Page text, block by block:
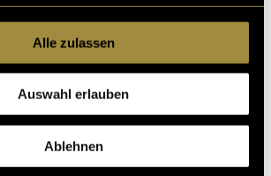
Alle zulassen
Auswahl erlauben
Ablehnen